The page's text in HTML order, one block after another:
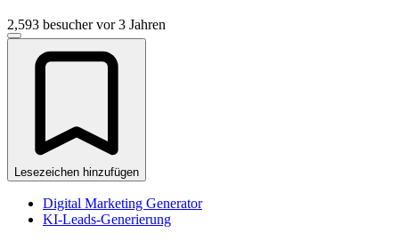
2,593 besucher vor 3 Jahren
Lesezeichen hinzufügen
Digital Marketing Generator
KI-Leads-Generierung